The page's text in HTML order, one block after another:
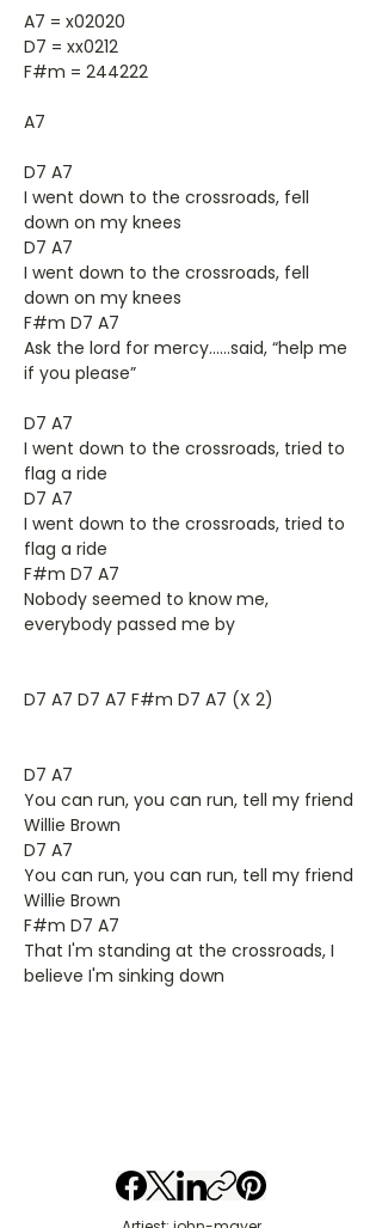
A7 = x02020
D7 = xx0212
F#m = 244222
A7
D7 A7
I went down to the crossroads, fell
down on my knees
D7 A7
I went down to the crossroads, fell
down on my knees
F#m D7 A7
Ask the lord for mercy……said, “help me
if you please”
D7 A7
I went down to the crossroads, tried to
flag a ride
D7 A7
I went down to the crossroads, tried to
flag a ride
F#m D7 A7
Nobody seemed to know me,
everybody passed me by
D7 A7 D7 A7 F#m D7 A7 (X 2)
D7 A7
You can run, you can run, tell my friend
Willie Brown
D7 A7
You can run, you can run, tell my friend
Willie Brown
F#m D7 A7
That I'm standing at the crossroads, I
believe I'm sinking down